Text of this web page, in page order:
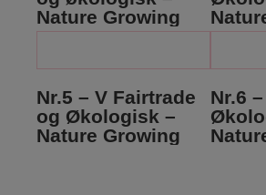
Nature Growing
Nr.5 – V Fairtrade
og Økologisk –
Nature Growing
Nr.6